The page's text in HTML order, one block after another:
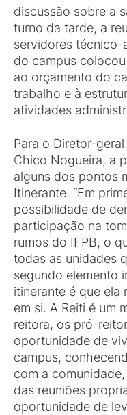
discussão sobre a
turno da tarde, a
servidores
do campus
ao orçamento do
trabalho e à
atividades
Para o Diretor-
Chico Nogueira, a
alguns dos pontos
Itinerante. “Em
possibilidade de
participação na
rumos do IFPB, o
todas as unidades
segundo elemento
itinerante é que ela
em si. A Reiti é um
reitora, os pró-
oportunidade de
campus,
com a
das reuniões
oportunidade de